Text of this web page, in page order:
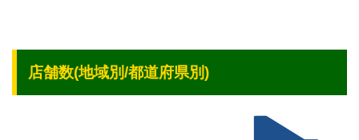
店舗数(地域別/都道府県別)